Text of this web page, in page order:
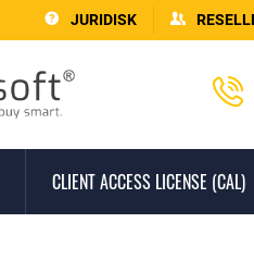
JURIDISK
CLIENT ACCESS LICENSE (CAL)